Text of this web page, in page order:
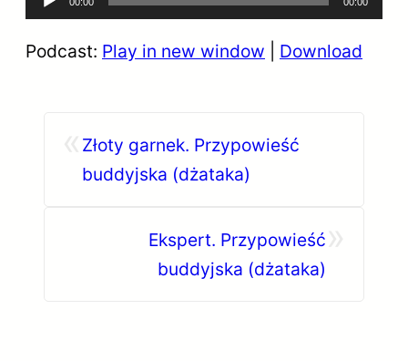
plików
dźwiękowych
Podcast: Play in new window Download
Złoty garnek. Przypowieść
buddyjska (dżataka)
Ekspert. Przypowieść
buddyjska (dżataka)